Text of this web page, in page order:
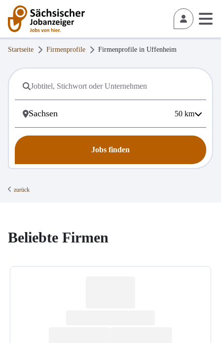
Startseite Firmenprofile Firmenprofile in Uffenheim
50 km
Jobs finden
zurück
Beliebte Firmen